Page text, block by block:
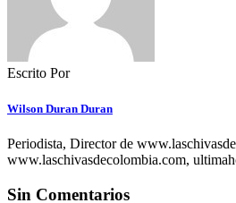
Escrito Por
Wilson Duran Duran
Periodista, Director de
www.laschivasdecolombia.com,
Sin Comentarios